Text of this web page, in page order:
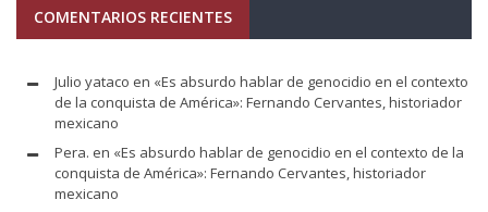
COMENTARIOS RECIENTES
Julio yataco en «Es absurdo hablar de genocidio en el contexto
de la conquista de América»: Fernando Cervantes, historiador
mexicano
Pera. en «Es absurdo hablar de genocidio en el contexto de la
conquista de América»: Fernando Cervantes, historiador
mexicano